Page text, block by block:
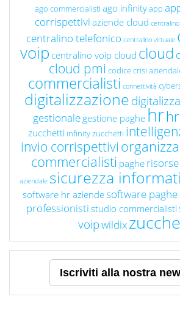
ago commercialisti ago infinityapp
corrispettivi aziende cloud centralino
centralino telefonico centralino virtuale
voip centralino voip cloud cloud
cloud pmi codice crisi
commercialisti connettività
digitalizzazione
gestionale gestione paghe hr
zucchetti infinity zucchetti
invio corrispettivi
commercialisti paghe
aziendale sicurezza
software hr aziendesoftware paghe
professionisti studio commercialisti
voipwildix
Iscriviti alla nostra